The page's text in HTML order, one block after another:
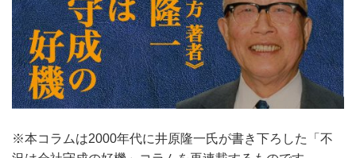
※本コラムは2000年代に井原隆一氏が書き下ろした「不